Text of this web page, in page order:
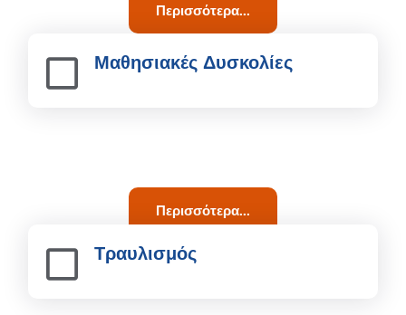
Περισσότερα...
Μαθησιακές Δυσκολίες​
Περισσότερα...
Τραυλισμός